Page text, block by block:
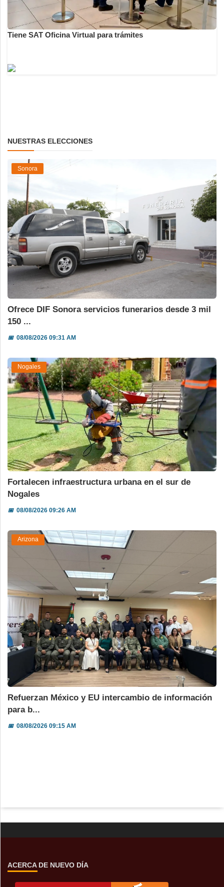
Tiene SAT Oficina Virtual para trámites
NUESTRAS ELECCIONES
Sonora
Ofrece DIF Sonora servicios funerarios desde 3 mil
150 ...
📅08/08/2026 09:31 AM
Nogales
Fortalecen infraestructura urbana en el sur de
Nogales
📅08/08/2026 09:26 AM
Arizona
Refuerzan México y EU intercambio de información
para b...
📅08/08/2026 09:15 AM
ACERCA DE NUEVO DÍA